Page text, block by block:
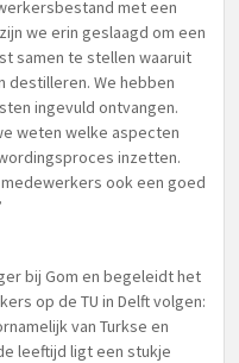
met een
we erin geslaagd om een
samen te stellen waaruit
destilleren. We hebben
ingevuld ontvangen.
weten welke aspecten
inzetten.
ook een goed
bij Gom en begeleidt het
op de TU in Delft volgen:
van Turkse en
leeftijd ligt een stukje